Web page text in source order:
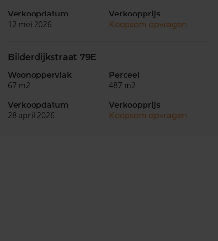
Verkoopdatum
12 mei 2026
Verkoopprijs
Koopsom opvragen
Bilderdijkstraat 79E
Woonoppervlak
67 m2
Perceel
487 m2
Verkoopdatum
28 april 2026
Verkoopprijs
Koopsom opvragen